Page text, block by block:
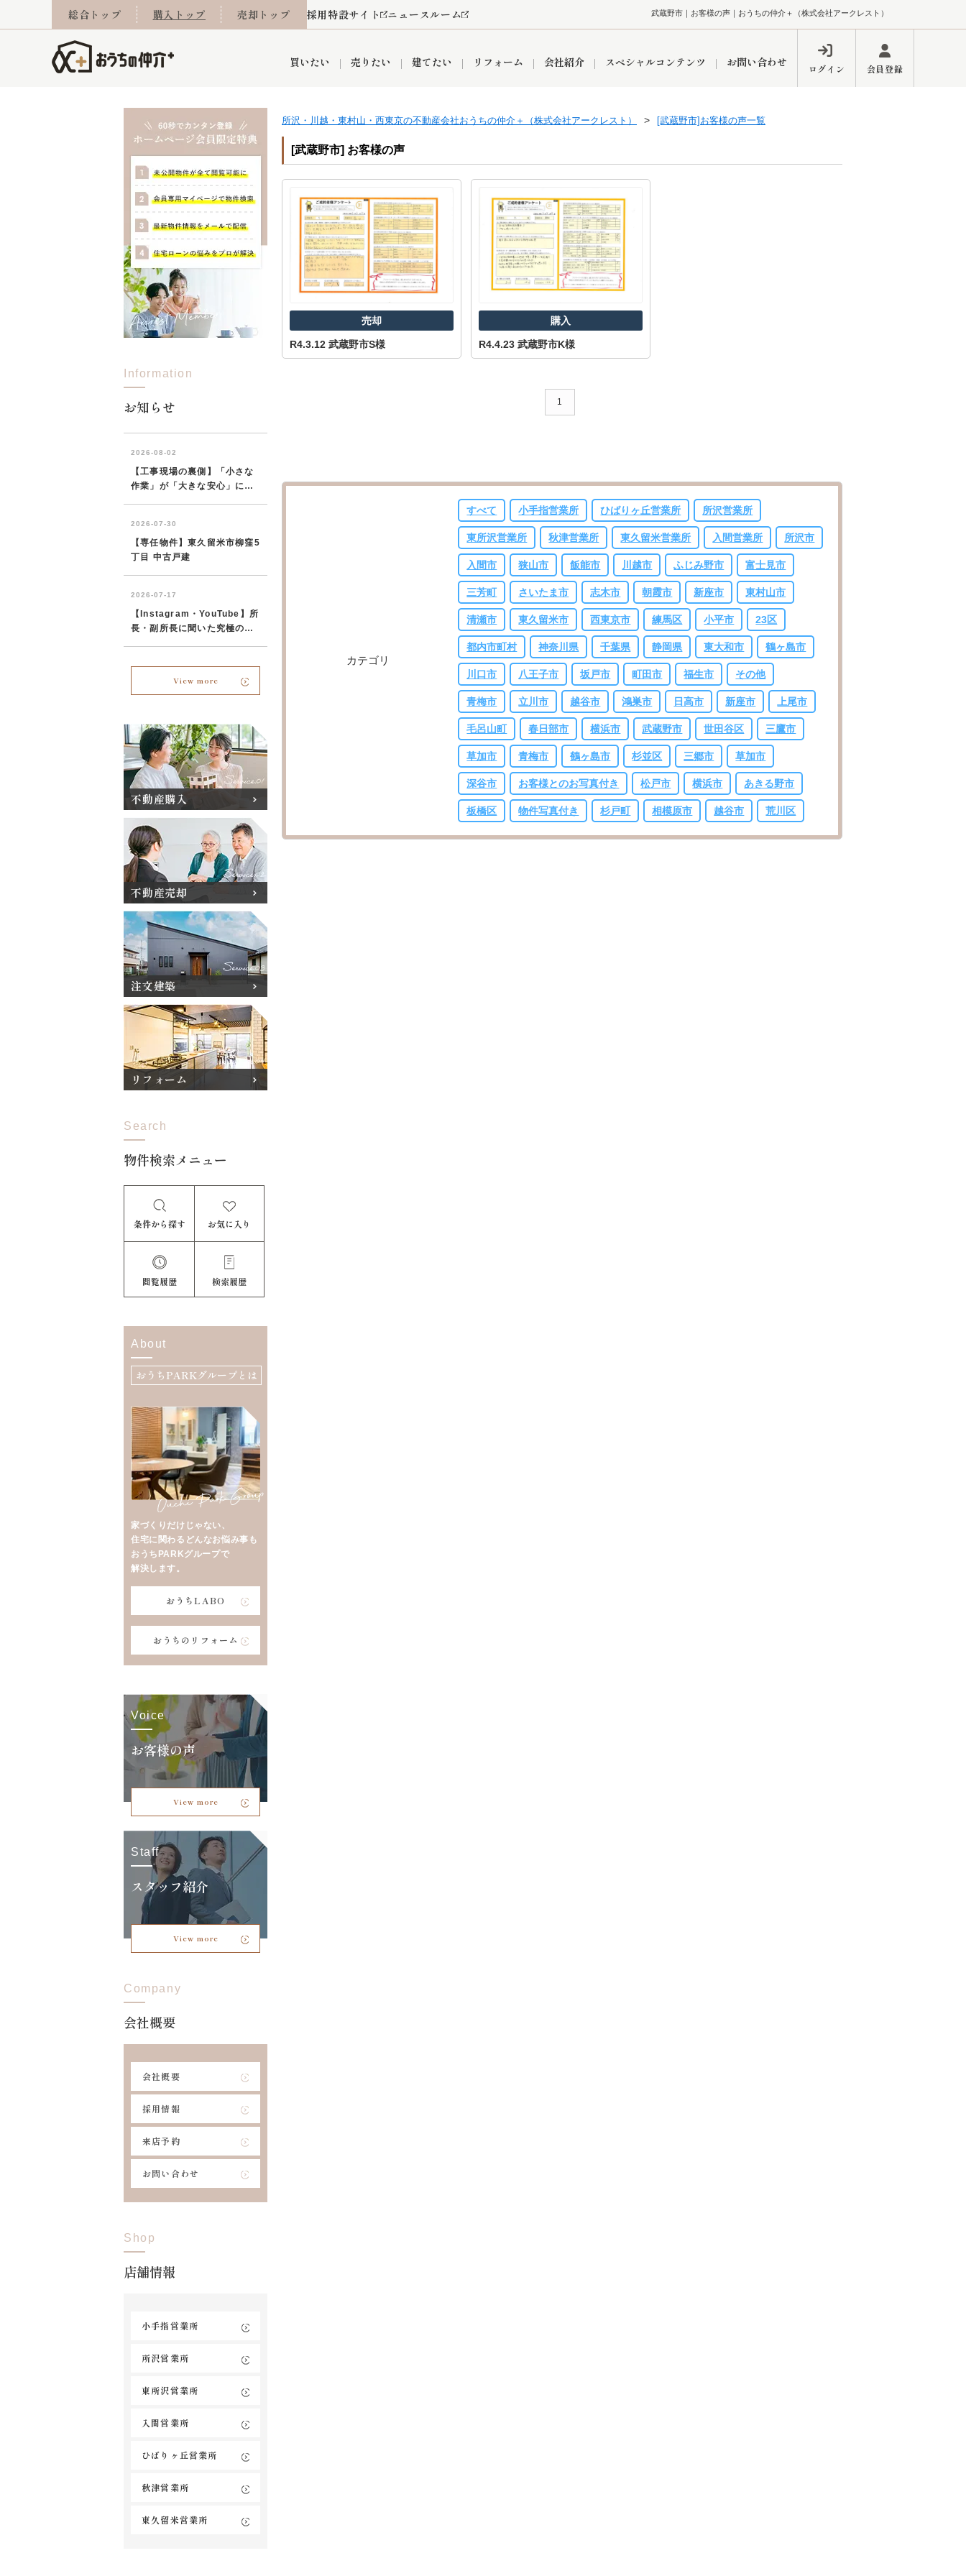
武蔵野市｜お客様の声｜おうちの仲介＋（株式会社アークレスト）
総合トップ 購入トップ 売却トップ 採用特設サイト ニュースルーム
買いたい
町名から探す
当社お預かり物件 グループ会社施工物件 リノベーション済み物件
今月の住宅ローン金利
所沢市 川越市
東久留米市
売りたい
売却成功実績
住み替え 離婚 不動産買取 空き家 リースバック
西東京市 東久留米市
建てたい リフォーム
リフォーム事例 【埼玉】補助金・助成金
会社紹介
採用情報 お客様の声
小手指営業所 所沢営業所 東所沢営業所 入間営業所 ひばりケ丘営業所 秋津営業所
おうちLABO
スペシャルコンテンツ
おうちパークくらぶ
お問い合わせ
売却査定依頼
ログイン 会員登録
所沢・川越・東村山・西東京の不動産会社おうちの仲介＋（株式会社アークレスト） [武蔵野市]お客様の声一覧
[武蔵野市] お客様の声
売却
R4.3.12 武蔵野市S様
購入
R4.4.23 武蔵野市K様
1
カテゴリ
すべて 小手指営業所 ひばりヶ丘営業所 所沢営業所
東所沢営業所 秋津営業所 東久留米営業所 入間営業所 所沢市
入間市 狭山市 飯能市 川越市 ふじみ野市 富士見市
三芳町 さいたま市 志木市 朝霞市 新座市 東村山市
清瀬市 東久留米市 西東京市 練馬区 小平市 23区
都内市町村 神奈川県 千葉県 静岡県 東大和市 鶴ヶ島市
川口市 八王子市 坂戸市 町田市 福生市 その他
青梅市 立川市 越谷市 鴻巣市 日高市 新座市 上尾市
毛呂山町 春日部市 横浜市 武蔵野市 世田谷区 三鷹市
草加市 青梅市 鶴ヶ島市 杉並区 三郷市 草加市
深谷市 お客様とのお写真付き 松戸市 横浜市 あきる野市
板橋区 物件写真付き 杉戸町 相模原市 越谷市 荒川区
Information
お知らせ
View more
不動産購入
不動産売却
注文建築
リフォーム
Search
物件検索メニュー
条件から探す お気に入り
閲覧履歴 検索履歴
About
おうちPARKグループとは
家づくりだけじゃない、
住宅に関わるどんなお悩み事も
おうちPARKグループで
解決します。
おうちLABO
おうちのリフォーム
Voice
お客様の声
View more
Staff
スタッフ紹介
View more
Company
会社概要
会社概要
採用情報
来店予約
お問い合わせ
Shop
店舗情報
小手指営業所
所沢営業所
東所沢営業所
入間営業所
ひばりヶ丘営業所
秋津営業所
東久留米営業所